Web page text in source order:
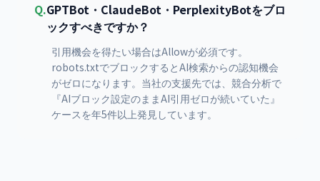
Q.GPTBot・ClaudeBot・PerplexityBotをブロ
ックすべきですか？
引用機会を得たい場合はAllowが必須です。
robots.txtでブロックするとAI検索からの認知機会
がゼロになります。当社の支援先では、競合分析で
『AIブロック設定のままAI引用ゼロが続いていた』
ケースを年5件以上発見しています。